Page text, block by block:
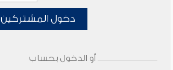
دخول المشتركين
أو الدخول بحساب